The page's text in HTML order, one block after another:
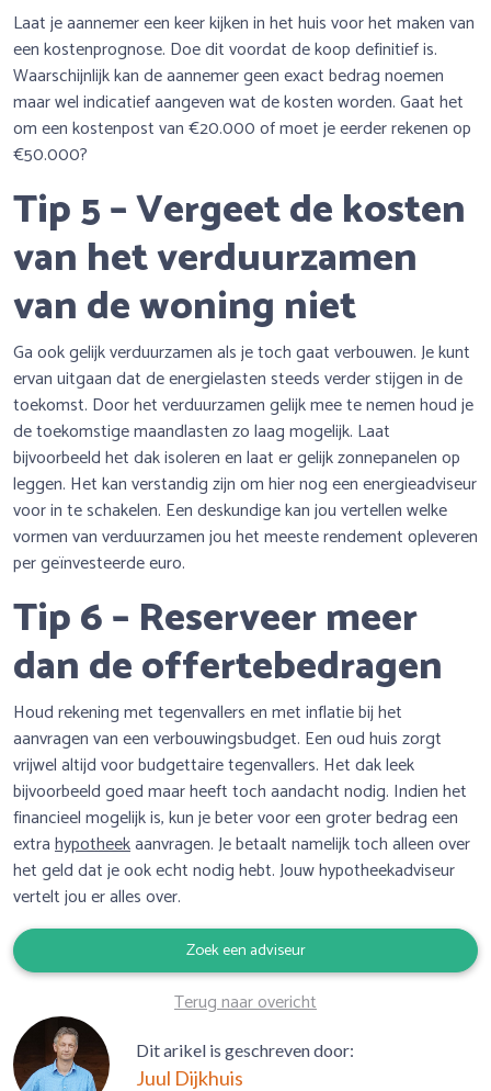
Laat je aannemer een keer kijken in het huis voor het maken van
een kostenprognose. Doe dit voordat de koop definitief is.
Waarschijnlijk kan de aannemer geen exact bedrag noemen
maar wel indicatief aangeven wat de kosten worden. Gaat het
om een kostenpost van €20.000 of moet je eerder rekenen op
€50.000?
Tip 5 – Vergeet de kosten
van het verduurzamen
van de woning niet
Ga ook gelijk verduurzamen als je toch gaat verbouwen. Je kunt
ervan uitgaan dat de energielasten steeds verder stijgen in de
toekomst. Door het verduurzamen gelijk mee te nemen houd je
de toekomstige maandlasten zo laag mogelijk. Laat
bijvoorbeeld het dak isoleren en laat er gelijk zonnepanelen op
leggen. Het kan verstandig zijn om hier nog een energieadviseur
voor in te schakelen. Een deskundige kan jou vertellen welke
vormen van verduurzamen jou het meeste rendement opleveren
per geïnvesteerde euro.
Tip 6 – Reserveer meer
dan de offertebedragen
Houd rekening met tegenvallers en met inflatie bij het
aanvragen van een verbouwingsbudget. Een oud huis zorgt
vrijwel altijd voor budgettaire tegenvallers. Het dak leek
bijvoorbeeld goed maar heeft toch aandacht nodig. Indien het
financieel mogelijk is, kun je beter voor een groter bedrag een
extrahypotheekaanvragen. Je betaalt namelijk toch alleen over
het geld dat je ook echt nodig hebt. Jouw hypotheekadviseur
vertelt jou er alles over.
Zoek een adviseur
Terug naar overicht
Dit arikel is geschreven door:
Juul Dijkhuis